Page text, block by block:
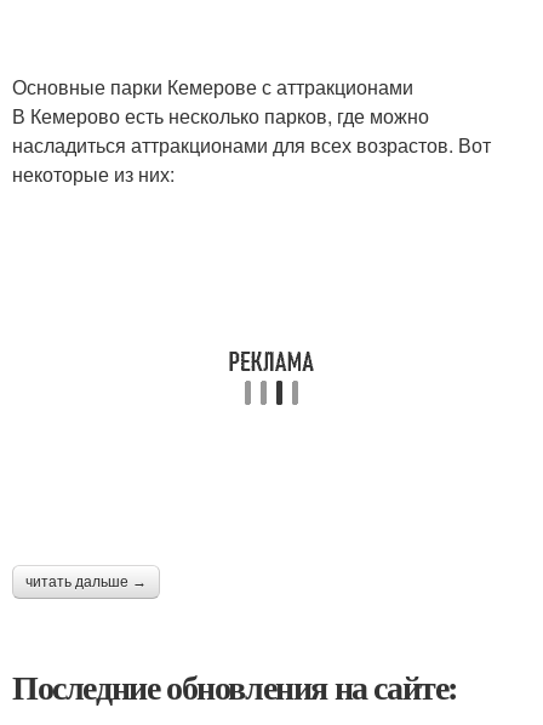
Основные парки Кемерове с аттракционами
В Кемерово есть несколько парков, где можно
насладиться аттракционами для всех возрастов. Вот
некоторые из них:
читать дальше →
Последние обновления на сайте: